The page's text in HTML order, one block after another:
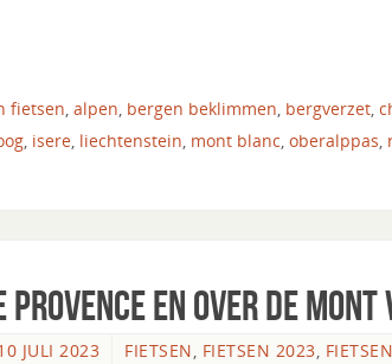
fietsen alpen bergen beklimmen bergverzet
isere liechtenstein mont blanc oberalppas
Provence en over de Mont
JULI 2023 FIETSEN, FIETSEN 2023,